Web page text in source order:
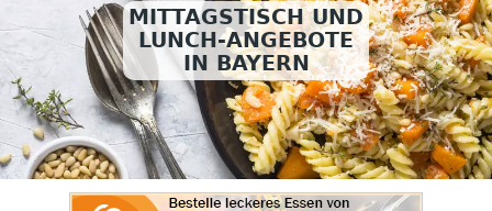
MITTAGSTISCH UND
LUNCH-ANGEBOTE
IN BAYERN